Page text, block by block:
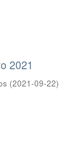
2021
(2021-09-22)